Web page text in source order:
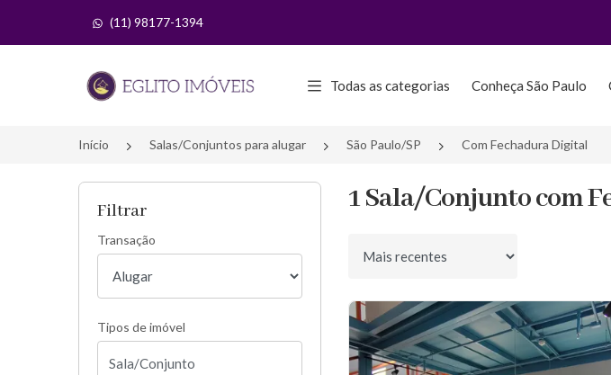
(11) 98177-1394
Página inicial
Todas as categorias Conheça São Paulo
Início Salas/Conjuntos para alugar São Paulo/SP Com Fechadura Digital
Filtrar
Transação
Tipos de imóvel
1 Sala/Conjunto com
Ordenar por